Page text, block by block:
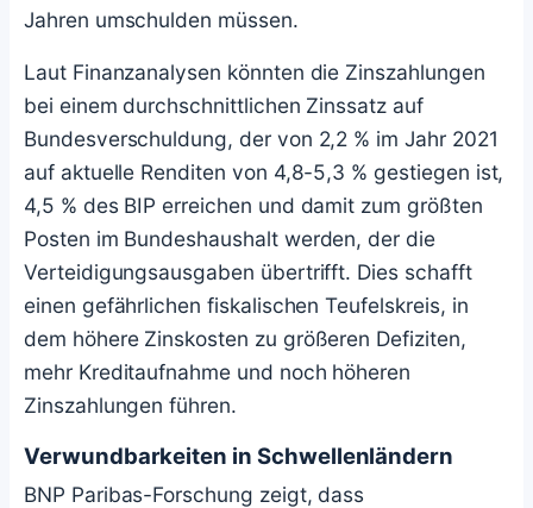
Jahren umschulden müssen.
Laut Finanzanalysen könnten die Zinszahlungen
bei einem durchschnittlichen Zinssatz auf
Bundesverschuldung, der von 2,2 % im Jahr 2021
auf aktuelle Renditen von 4,8-5,3 % gestiegen ist,
4,5 % des BIP erreichen und damit zum größten
Posten im Bundeshaushalt werden, der die
Verteidigungsausgaben übertrifft. Dies schafft
einen gefährlichen fiskalischen Teufelskreis, in
dem höhere Zinskosten zu größeren Defiziten,
mehr Kreditaufnahme und noch höheren
Zinszahlungen führen.
Verwundbarkeiten in Schwellenländern
BNP Paribas-Forschung zeigt, dass